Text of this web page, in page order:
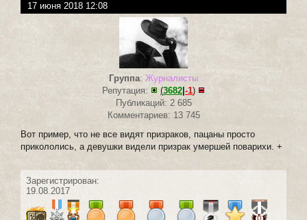
17 июня 2018 12:08
Группа: Журналисты
Репутация:
(3682 -1)
Публикаций: 2 685
Комментариев: 13 745
Вот пример, что не все видят призраков, пацаны просто
прикололись, а девушки видели призрак умершей поварихи. +
Зарегистрирован:
19.08.2017